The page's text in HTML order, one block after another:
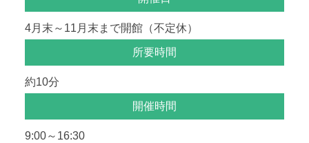
4月末～11月末まで開館（不定休）
所要時間
約10分
開催時間
9:00～16:30